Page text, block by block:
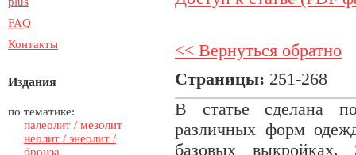
FAQ
Контакты
Издания
по тематике:
палеолит / мезолит
неолит / энеолит /
бронза
<< Вернуться обратно
Страницы: 251-268
В статье сделана
различных форм
базовых